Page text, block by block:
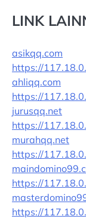
LINK
asikqq.com
https://
ahliqq.com
https://
jurusqq.net
https://
murahqq.net
https://
https://
https://